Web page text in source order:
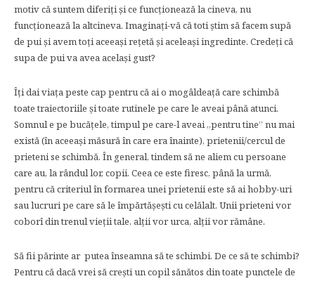
motiv că suntem diferiţi și ce funcţionează la cineva, nu
funcţionează la altcineva. Imaginaţi-vă că toti știm să facem supă
de pui și avem toţi aceeași reţetă și aceleași ingredinte. Credeţi că
supa de pui va avea același gust?
Îţi dai viaţa peste cap pentru că ai o mogâldeaţă care schimbă
toate traiectoriile și toate rutinele pe care le aveai până atunci.
Somnul e pe bucăţele, timpul pe care-l aveai „pentru tine” nu mai
există (în aceeași măsură în care era înainte), prietenii/cercul de
prieteni se schimbă. În general, tindem să ne aliem cu persoane
care au, la rândul lor, copii. Ceea ce este firesc, până la urmă,
pentru că criteriul în formarea unei prietenii este să ai hobby-uri
sau lucruri pe care să le împărtășești cu celălalt. Unii prieteni vor
coborî din trenul vieţii tale, alţii vor urca, alţii vor rămâne.
Să fii părinte ar putea înseamna să te schimbi. De ce să te schimbi?
Pentru că dacă vrei să crești un copil sănătos din toate punctele de